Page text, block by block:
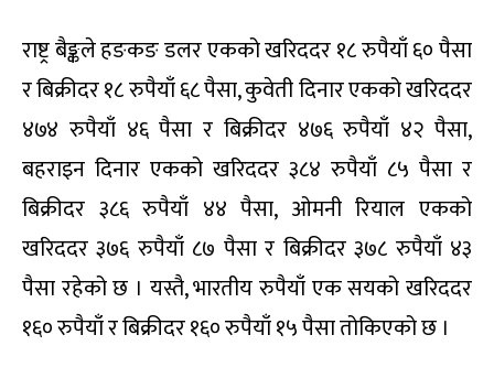
राष्ट्र बैङ्कले हङकङ डलर एकको खरिददर १८ रुपैयाँ ६० पैसा
र बिक्रीदर १८ रुपैयाँ ६८ पैसा, कुवेती दिनार एकको खरिददर
४७४ रुपैयाँ ४६ पैसा र बिक्रीदर ४७६ रुपैयाँ ४२ पैसा,
बहराइन दिनार एकको खरिददर ३८४ रुपैयाँ ८५ पैसा र
बिक्रीदर ३८६ रुपैयाँ ४४ पैसा, ओमनी रियाल एकको
खरिददर ३७६ रुपैयाँ ८७ पैसा र बिक्रीदर ३७८ रुपैयाँ ४३
पैसा रहेको छ । यस्तै, भारतीय रुपैयाँ एक सयको खरिददर
१६० रुपैयाँ र बिक्रीदर १६० रुपैयाँ १५ पैसा तोकिएको छ ।